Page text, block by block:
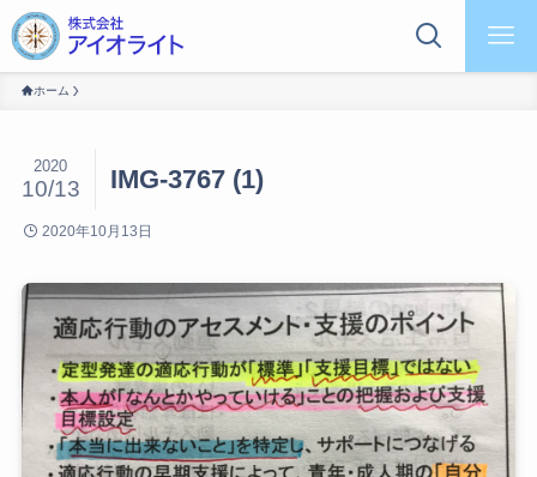
ホーム
IMG-3767 (1)
2020
10/13
2020年10月13日